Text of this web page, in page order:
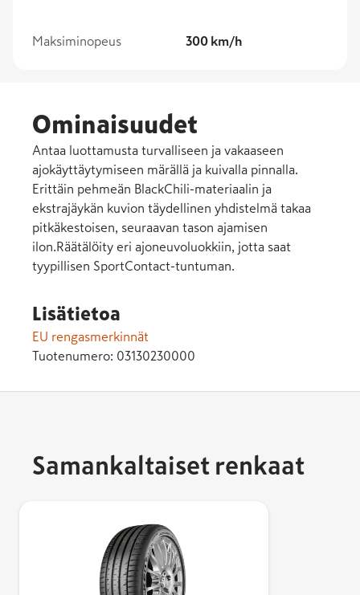
Maksiminopeus 300 km/h
Ominaisuudet
Antaa luottamusta turvalliseen ja vakaaseen
ajokäyttäytymiseen märällä ja kuivalla pinnalla.
Erittäin pehmeän BlackChili-materiaalin ja
ekstrajäykän kuvion täydellinen yhdistelmä takaa
pitkäkestoisen, seuraavan tason ajamisen
ilon.Räätälöity eri ajoneuvoluokkiin, jotta saat
tyypillisen SportContact-tuntuman.
Lisätietoa
EU rengasmerkinnät
Tuotenumero: 03130230000
Samankaltaiset renkaat